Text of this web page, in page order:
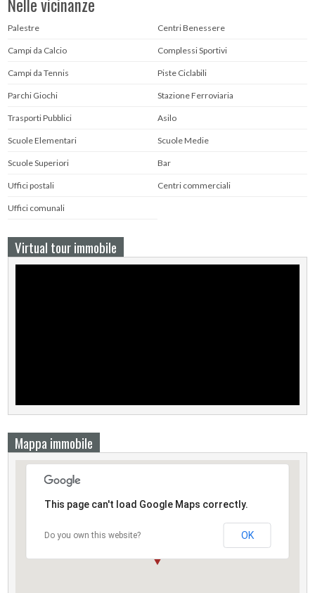
Nelle vicinanze
Palestre Centri Benessere
Campi da Calcio Complessi Sportivi
Campi da Tennis Piste Ciclabili
Parchi Giochi Stazione Ferroviaria
Trasporti Pubblici Asilo
Scuole Elementari Scuole Medie
Scuole Superiori Bar
Uffici postali Centri commerciali
Uffici comunali
Virtual tour immobile
Mappa immobile
This page can't load Google Maps correctly.
Do you own this website? OK